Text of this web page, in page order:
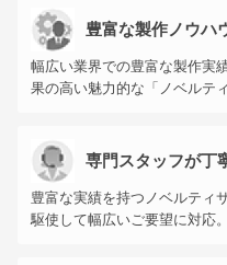
豊富な製作ノウハ
幅広い業界での豊富な製作実
果の高い魅力的な「ノベルテ
専門スタッフが丁
豊富な実績を持つノベルティ
駆使して幅広いご要望に対応